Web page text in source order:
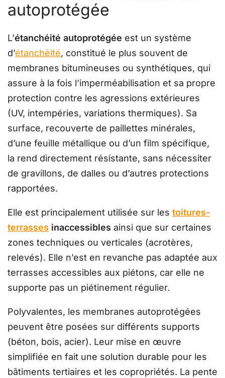
autoprotégée
L’étanchéité autoprotégée est un système
d’étanchéité, constitué le plus souvent de
membranes bitumineuses ou synthétiques, qui
assure à la fois l’imperméabilisation et sa propre
protection contre les agressions extérieures
(UV, intempéries, variations thermiques). Sa
surface, recouverte de paillettes minérales,
d’une feuille métallique ou d’un film spécifique,
la rend directement résistante, sans nécessiter
de gravillons, de dalles ou d’autres protections
rapportées.
Elle est principalement utilisée sur les toitures-
terrasses inaccessibles ainsi que sur certaines
zones techniques ou verticales (acrotères,
relevés). Elle n’est en revanche pas adaptée aux
terrasses accessibles aux piétons, car elle ne
supporte pas un piétinement régulier.
Polyvalentes, les membranes autoprotégées
peuvent être posées sur différents supports
(béton, bois, acier). Leur mise en œuvre
simplifiée en fait une solution durable pour les
bâtiments tertiaires et les copropriétés. La pente